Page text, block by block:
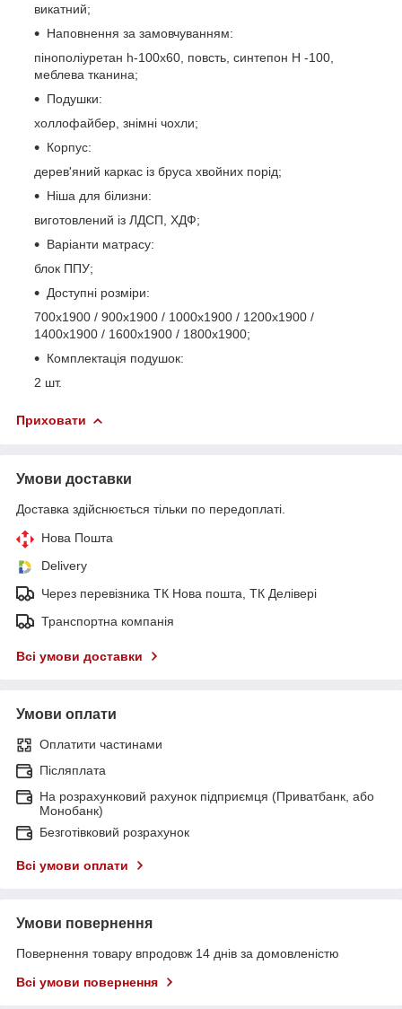
викатний;
Наповнення за замовчуванням:
пінополіуретан h-100х60, повсть, синтепон Н -100,
меблева тканина;
Подушки:
холлофайбер, знімні чохли;
Корпус:
дерев'яний каркас із бруса хвойних порід;
Ніша для білизни:
виготовлений із ЛДСП, ХДФ;
Варіанти матрасу:
блок ППУ;
Доступні розміри:
700х1900 / 900х1900 / 1000х1900 / 1200х1900 /
1400х1900 / 1600х1900 / 1800х1900;
Комплектація подушок:
2 шт.
Приховати
Умови доставки
Доставка здійснюється тільки по передоплаті.
Нова Пошта
Delivery
Через перевізника ТК Нова пошта, ТК Делівері
Транспортна компанія
Всі умови доставки
Умови оплати
Оплатити частинами
Післяплата
На розрахунковий рахунок підприємця (Приватбанк, або
Монобанк)
Безготівковий розрахунок
Всі умови оплати
Умови повернення
Повернення товару впродовж 14 днів за домовленістю
Всі умови повернення